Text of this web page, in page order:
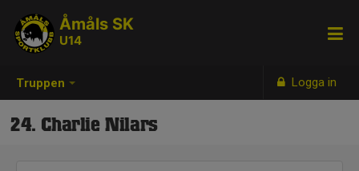
Truppen Logga in
Åmåls SK
U14
24. Charlie Nilars